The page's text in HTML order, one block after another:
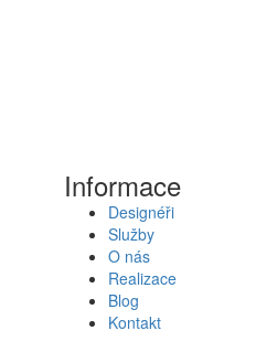
Informace
Designéři
Služby
O nás
Realizace
Blog
Kontakt